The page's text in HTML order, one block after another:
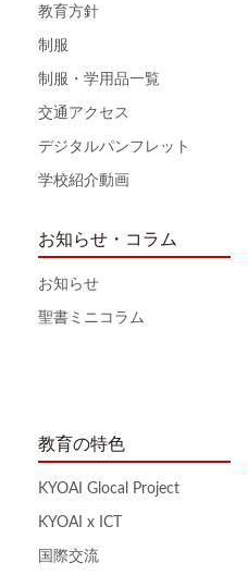
教育方針
制服
制服・学用品一覧
交通アクセス
デジタルパンフレット
学校紹介動画
お知らせ・コラム
お知らせ
聖書ミニコラム
教育の特色
KYOAI Glocal Project
KYOAI x ICT
国際交流